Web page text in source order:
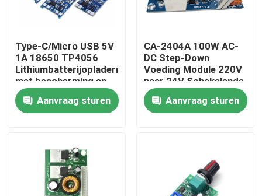
Thuis
Over Ons
Type-C/Micro USB 5V
1A 18650 TP4056
Lithiumbatterijopladermodule
met bescherming en
dubbele functies
Aanvraag sturen
CA-2404A 100W AC-
DC Step-Down
Voeding Module 220V
naar 24V Schakelende
Voeding
Aanvraag sturen